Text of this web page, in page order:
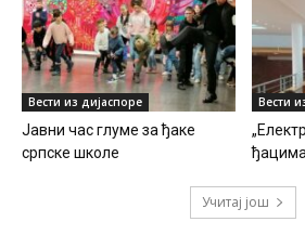
Вести из дијаспоре
Јавни час глуме за ђаке
српске школе
Вести
Учитај још